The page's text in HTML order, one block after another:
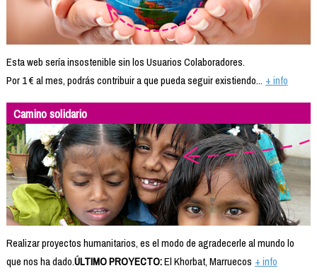
Esta web sería insostenible sin los Usuarios Colaboradores.
Por 1 € al mes, podrás contribuir a que pueda seguir existiendo... + info
Camino solidario
Realizar proyectos humanitarios, es el modo de agradecerle al mundo lo
que nos ha dado.ÚLTIMO PROYECTO:El Khorbat, Marruecos + info